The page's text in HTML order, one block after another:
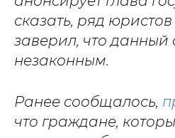
сказать, ряд
заверил, что данный
незаконным.
Ранее сообщалось,
что граждане,